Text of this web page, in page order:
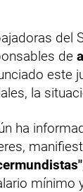
del
de
este
la
ha
mínimo